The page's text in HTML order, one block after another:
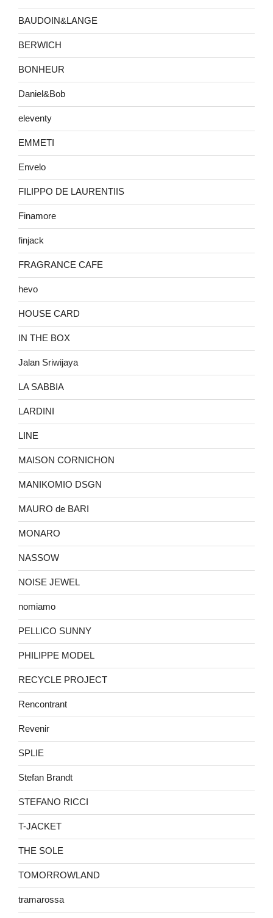
BAUDOIN&LANGE
BERWICH
BONHEUR
Daniel&Bob
eleventy
EMMETI
Envelo
FILIPPO DE LAURENTIIS
Finamore
finjack
FRAGRANCE CAFE
hevo
HOUSE CARD
IN THE BOX
Jalan Sriwijaya
LA SABBIA
LARDINI
LINE
MAISON CORNICHON
MANIKOMIO DSGN
MAURO de BARI
MONARO
NASSOW
NOISE JEWEL
nomiamo
PELLICO SUNNY
PHILIPPE MODEL
RECYCLE PROJECT
Rencontrant
Revenir
SPLIE
Stefan Brandt
STEFANO RICCI
T-JACKET
THE SOLE
TOMORROWLAND
tramarossa